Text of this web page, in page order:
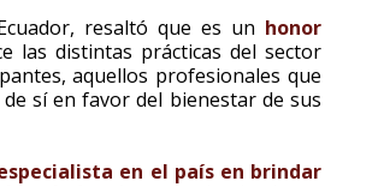
resaltó que es un honor
las distintas prácticas del sector
aquellos profesionales que
sí en favor del bienestar de sus
en el país en brindar